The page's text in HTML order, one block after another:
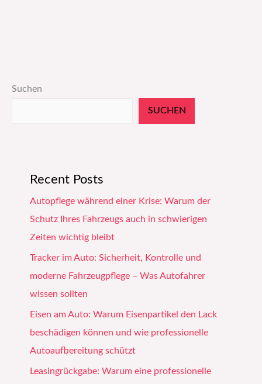
Suchen
SUCHEN
Recent Posts
Autopflege während einer Krise: Warum der
Schutz Ihres Fahrzeugs auch in schwierigen
Zeiten wichtig bleibt
Tracker im Auto: Sicherheit, Kontrolle und
moderne Fahrzeugpflege – Was Autofahrer
wissen sollten
Eisen am Auto: Warum Eisenpartikel den Lack
beschädigen können und wie professionelle
Autoaufbereitung schützt
Leasingrückgabe: Warum eine professionelle